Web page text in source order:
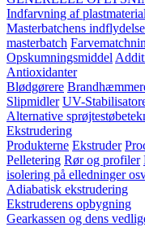
Indfarvning af
Masterbatchens
masterbatch
Opskumningsmiddel
Antioxidanter
Blødgørere
Slipmidler UV-
Alternative
Ekstrudering
Produkterne Ekstruder
Pelletering Rør og profiler
isolering på elledninger
Adiabatisk ekstrudering
Ekstruderens opbygning
Gearkassen og dens